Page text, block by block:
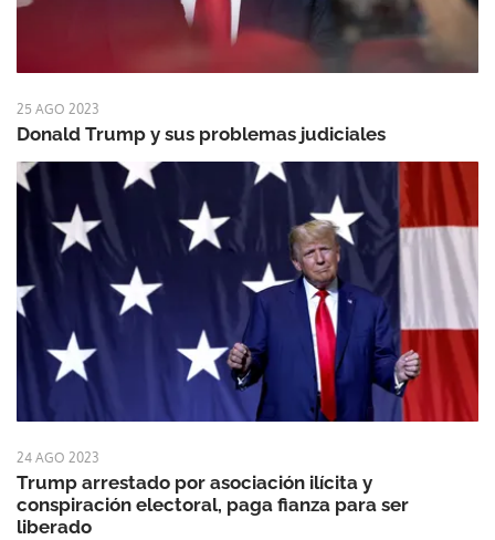
25 AGO 2023
Donald Trump y sus problemas judiciales
24 AGO 2023
Trump arrestado por asociación ilícita y
conspiración electoral, paga fianza para ser
liberado